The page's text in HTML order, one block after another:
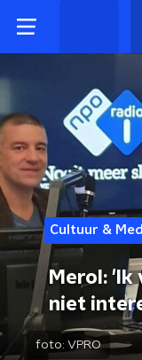
Cultuur &
Merol: 'Ik
niet
foto: VPRO